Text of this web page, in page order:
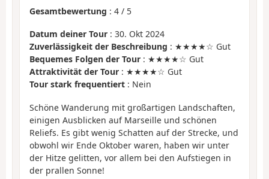
Gesamtbewertung : 4 / 5
Datum deiner Tour : 30. Okt 2024
Zuverlässigkeit der Beschreibung : ★★★★☆ Gut
Bequemes Folgen der Tour : ★★★★☆ Gut
Attraktivität der Tour : ★★★★☆ Gut
Tour stark frequentiert : Nein
Schöne Wanderung mit großartigen Landschaften,
einigen Ausblicken auf Marseille und schönen
Reliefs. Es gibt wenig Schatten auf der Strecke, und
obwohl wir Ende Oktober waren, haben wir unter
der Hitze gelitten, vor allem bei den Aufstiegen in
der prallen Sonne!